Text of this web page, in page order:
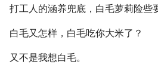
打工人的涵养兜底，白毛萝莉险些
白毛又怎样，白毛吃你大米了？
又不是我想白毛。